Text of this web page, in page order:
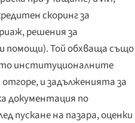
скоринг за
решения за
помощи). Той обхваща също
институционалните
и задълженията за
документация по
пускане на пазара, оценки